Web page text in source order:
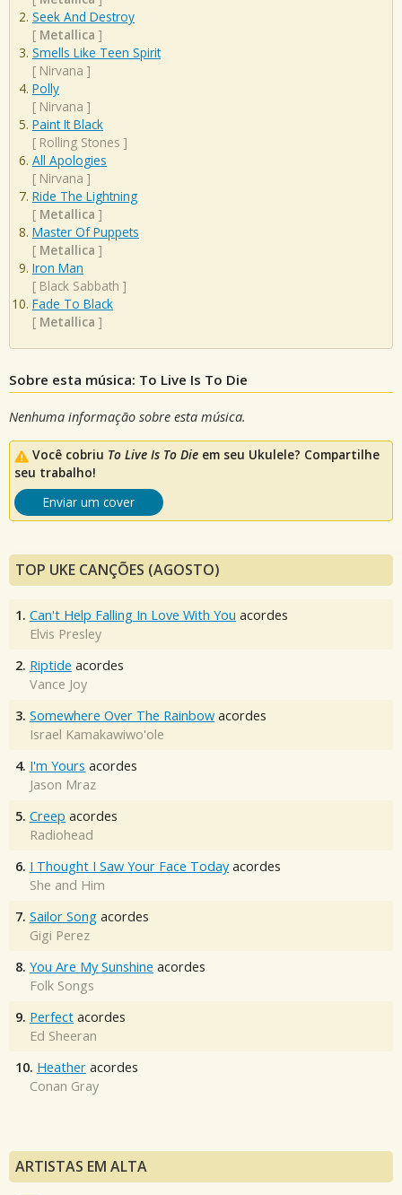
Seek And Destroy
[ Metallica ]
Smells Like Teen Spirit
[ Nirvana ]
Polly
[ Nirvana ]
Paint It Black
[ Rolling Stones ]
All Apologies
[ Nirvana ]
Ride The Lightning
[ Metallica ]
Master Of Puppets
[ Metallica ]
Iron Man
[ Black Sabbath ]
Fade To Black
[ Metallica ]
Sobre esta música: To Live Is To Die
Nenhuma informação sobre esta música.
Você cobriu To Live Is To Die em seu Ukulele? Compartilhe
seu trabalho!
Enviar um cover
TOP UKE CANÇÕES (AGOSTO)
1. Can't Help Falling In Love With You acordes
Elvis Presley
2. Riptide acordes
Vance Joy
3. Somewhere Over The Rainbow acordes
Israel Kamakawiwo'ole
4. I'm Yours acordes
Jason Mraz
5. Creep acordes
Radiohead
6. I Thought I Saw Your Face Today acordes
She and Him
7. Sailor Song acordes
Gigi Perez
8. You Are My Sunshine acordes
Folk Songs
9. Perfect acordes
Ed Sheeran
10. Heather acordes
Conan Gray
ARTISTAS EM ALTA